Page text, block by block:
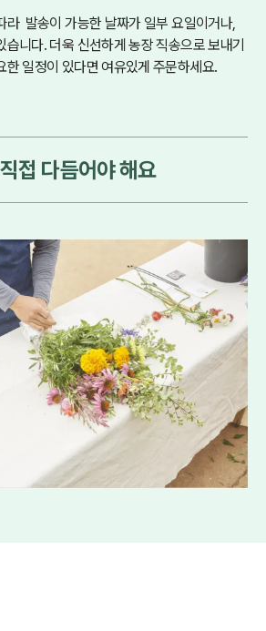
라 발송이 가능한 날짜가 일부 요일이거나,
니다. 더욱 신선하게 농장 직송으로 보내기
한 일정이 있다면 여유있게 주문하세요.
접 다듬어야 해요